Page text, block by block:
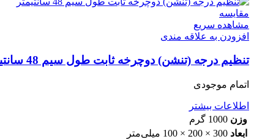
مقایسه
مشاهده سریع
افزودن به علاقه مندی
تنظیم درجه (تنشن) دوچرخه ثابت طول سیم 48 سانتیمتر
اتمام موجودی
اطلاعات بیشتر
وزن 1000 گرم
ابعاد 300 × 200 × 100 میلی‌متر